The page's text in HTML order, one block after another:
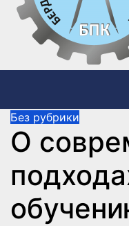
Без рубрики
О